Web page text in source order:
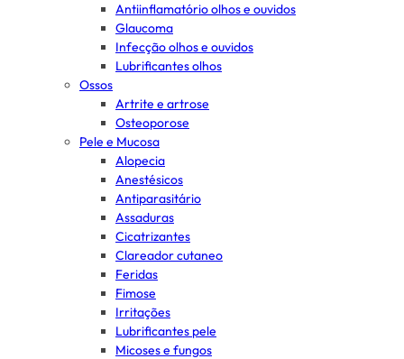
Antiinflamatório olhos e ouvidos
Glaucoma
Infecção olhos e ouvidos
Lubrificantes olhos
Ossos
Artrite e artrose
Osteoporose
Pele e Mucosa
Alopecia
Anestésicos
Antiparasitário
Assaduras
Cicatrizantes
Clareador cutaneo
Feridas
Fimose
Irritações
Lubrificantes pele
Micoses e fungos